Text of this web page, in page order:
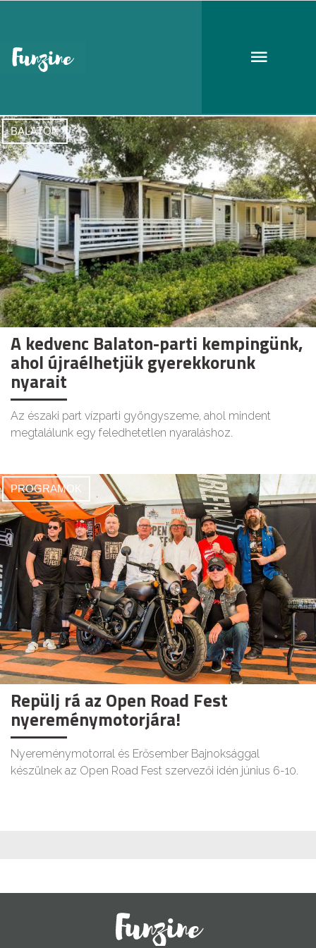
Alsóörs
BALATON
A kedvenc Balaton-parti kempingünk,
ahol újraélhetjük gyerekkorunk
nyarait
Az északi part vízparti gyöngyszeme, ahol mindent
megtalálunk egy feledhetetlen nyaraláshoz.
PROGRAMOK
Repülj rá az Open Road Fest
nyereménymotorjára!
Nyereménymotorral és Erősember Bajnoksággal
készülnek az Open Road Fest szervezői idén június 6-10.